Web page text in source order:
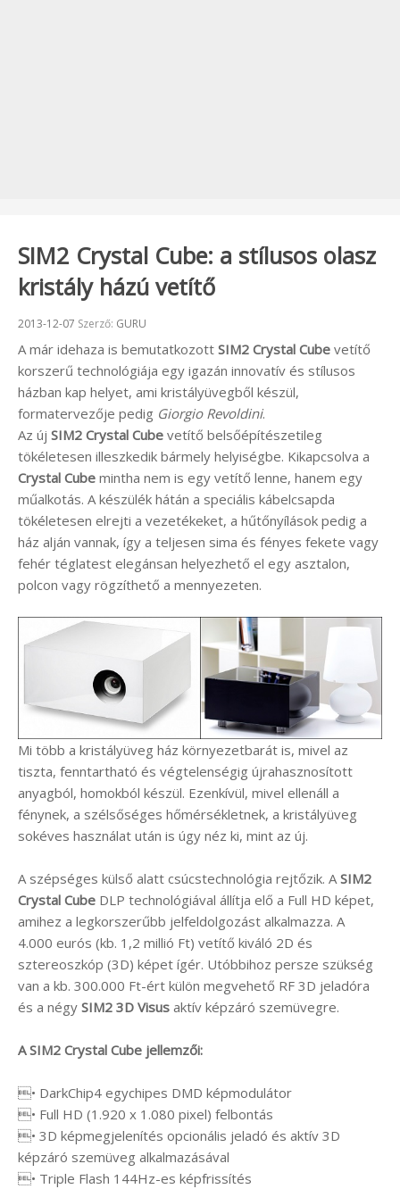
SIM2 Crystal Cube: a stílusos olasz
kristály házú vetítő
Beküldve:
2013-12-07 Szerző: GURU
A már idehaza is bemutatkozott SIM2 Crystal Cube vetítő
korszerű technológiája egy igazán innovatív és stílusos
házban kap helyet, ami kristályüvegből készül,
formatervezője pedig Giorgio Revoldini.
Az új SIM2 Crystal Cube vetítő belsőépítészetileg
tökéletesen illeszkedik bármely helyiségbe. Kikapcsolva a
Crystal Cube mintha nem is egy vetítő lenne, hanem egy
műalkotás. A készülék hátán a speciális kábelcsapda
tökéletesen elrejti a vezetékeket, a hűtőnyílások pedig a
ház alján vannak, így a teljesen sima és fényes fekete vagy
fehér téglatest elegánsan helyezhető el egy asztalon,
polcon vagy rögzíthető a mennyezeten.
Mi több a kristályüveg ház környezetbarát is, mivel az
tiszta, fenntartható és végtelenségig újrahasznosított
anyagból, homokból készül. Ezenkívül, mivel ellenáll a
fénynek, a szélsőséges hőmérsékletnek, a kristályüveg
sokéves használat után is úgy néz ki, mint az új.
A szépséges külső alatt csúcstechnológia rejtőzik. A SIM2
Crystal Cube DLP technológiával állítja elő a Full HD képet,
amihez a legkorszerűbb jelfeldolgozást alkalmazza. A
4.000 eurós (kb. 1,2 millió Ft) vetítő kiváló 2D és
sztereoszkóp (3D) képet ígér. Utóbbihoz persze szükség
van a kb. 300.000 Ft-ért külön megvehető RF 3D jeladóra
és a négy SIM2 3D Visus aktív képzáró szemüvegre.
A SIM2 Crystal Cube jellemzői:
• DarkChip4 egychipes DMD képmodulátor
• Full HD (1.920 x 1.080 pixel) felbontás
• 3D képmegjelenítés opcionális jeladó és aktív 3D
képzáró szemüveg alkalmazásával
• Triple Flash 144Hz-es képfrissítés